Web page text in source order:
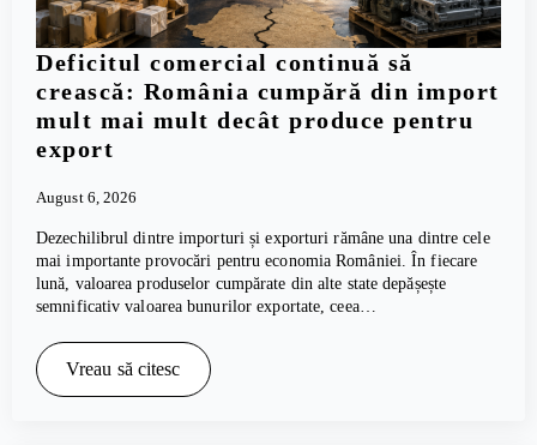
Deficitul comercial continuă să
crească: România cumpără din import
mult mai mult decât produce pentru
export
August 6, 2026
Dezechilibrul dintre importuri și exporturi rămâne una dintre cele
mai importante provocări pentru economia României. În fiecare
lună, valoarea produselor cumpărate din alte state depășește
semnificativ valoarea bunurilor exportate, ceea…
Vreau să citesc